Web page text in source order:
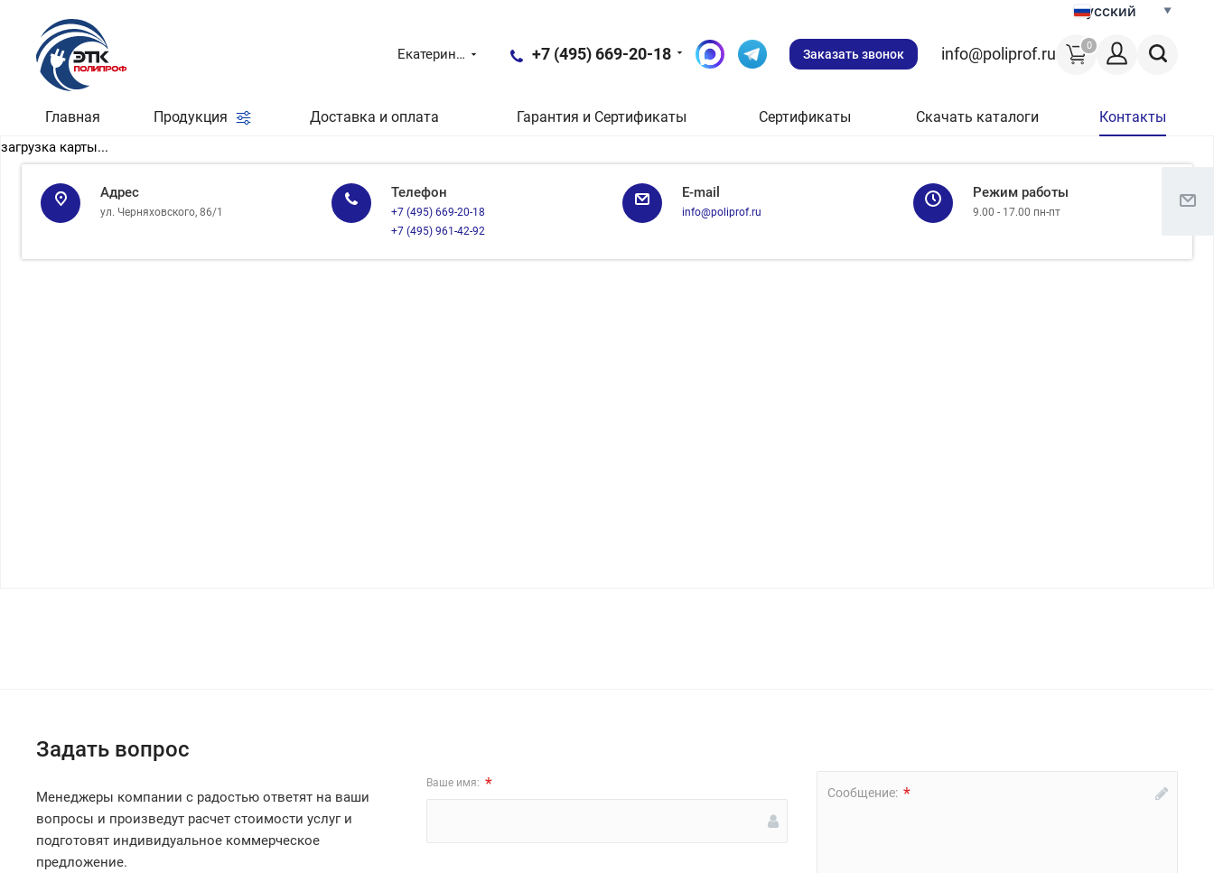
Русский
0
Екатеринбург +7 (495) 669-20-18 Заказать звонок info@poliprof.ru
Главная Продукция Доставка и оплата Гарантия и Сертификаты Сертификаты Скачать каталоги Контакты
загрузка карты...
Адрес
ул. Черняховского, 86/1
Телефон
+7 (495) 669-20-18
+7 (495) 961-42-92
E-mail
info@poliprof.ru
Режим работы
9.00 - 17.00 пн-пт
Задать вопрос
Менеджеры компании с радостью ответят на ваши
вопросы и произведут расчет стоимости услуг и
подготовят индивидуальное коммерческое
предложение.
Ваше имя: *
Сообщение: *